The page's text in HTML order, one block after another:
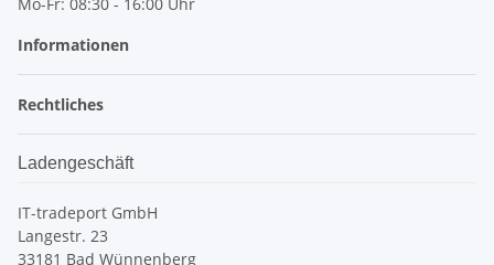
Informationen
Rechtliches
Ladengeschäft
IT-tradeport GmbH
Langestr. 23
33181 Bad Wünnenberg